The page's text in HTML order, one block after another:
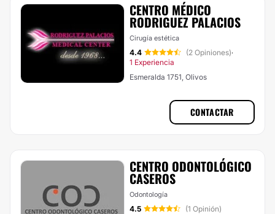
CENTRO MÉDICO
RODRIGUEZ PALACIOS
Cirugía estética
4.4 (2 Opiniones)·
1 Experiencia
Esmeralda 1751, Olivos
CONTACTAR
CENTRO ODONTOLÓGICO
CASEROS
Odontología
4.5
(1 Opinión)